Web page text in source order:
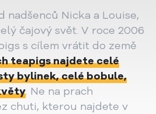
nadšenců Nicka a Louise,
čajový svět. V roce 2006
s cílem vrátit do země
teapigs najdete celé
bylinek, celé bobule,
. Ne na prach
chuti, kterou najdete v